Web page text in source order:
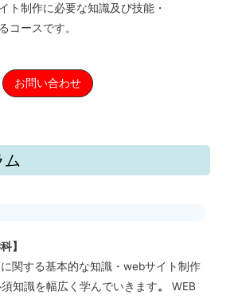
ト制作に必要な知識及び技能・
コースです。
お問い合わせ
ム
】
関する基本的な知識・webサイト制作
知識を幅広く学んでいきます。
WEB